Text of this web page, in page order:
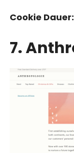
Cookie Dauer:
7.